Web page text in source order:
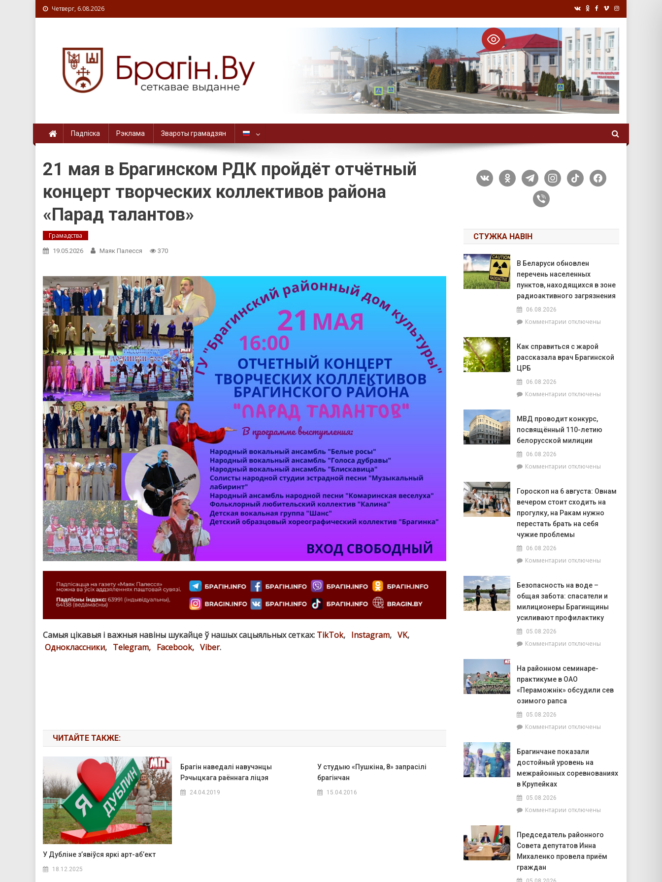
Четверг, 6.08.2026
Падпіска Рэклама Звароты грамадзян
21 мая в Брагинском РДК пройдёт отчётный
концерт творческих коллективов района
«Парад талантов»
Грамадства
19.05.2026 Маяк Палесся 370
Самыя цікавыя і важныя навіны шукайце ў нашых сацыяльных сетках: TikTok, Instagram, VK,
Одноклассники, Telegram, Facebook, Viber.
ЧИТАЙТЕ ТАКЖЕ:
У Дубліне з’явіўся яркі арт-аб’ект
18.12.2025
Брагін наведалі навучэнцы
Рэчыцкага раённага ліцэя
24.04.2019
У студыю «Пушкіна, 8» запрасілі
брагінчан
15.04.2016
vkontakteodnoklassniki
telegraminstagram
tiktok facebook
viber
СТУЖКА НАВІН
В Беларуси обновлен
перечень населенных
пунктов, находящихся в зоне
радиоактивного загрязнения
06.08.2026
Комментариик
Беларуси
обновлен
находящихся
радиоактивного
загрязнения
отключены
Как справиться с жарой
рассказала врач Брагинской
ЦРБ
06.08.2026
Комментариик
справиться
с
жарой
Брагинской
отключены
МВД проводит конкурс,
посвящённый 110-летию
белорусской милиции
06.08.2026
Комментариик
проводит
конкурс,
посвящённый
110-
летию
отключены
Гороскоп на 6 августа: Овнам
вечером стоит сходить на
прогулку, на Ракам нужно
перестать брать на себя
чужие проблемы
06.08.2026
Комментариик
на
6
августа:
Овнам
сходить
на
Ракам
нужно
перестать
себя
отключены
Безопасность на воде –
общая забота: спасатели и
милиционеры Брагинщины
усиливают профилактику
05.08.2026
Комментариик
на
воде
–
общая
и
усиливают
профилактику
отключены
На районном семинаре-
практикуме в ОАО
«Пераможнік» обсудили сев
озимого рапса
05.08.2026
Комментариик
районном
семинаре-
практикуме
обсудили
рапса
отключены
Брагинчане показали
достойный уровень на
межрайонных соревнованиях
в Крупейках
05.08.2026
Комментариик
показали
достойный
уровень
отключены
Председатель районного
Совета депутатов Инна
Михаленко провела приём
граждан